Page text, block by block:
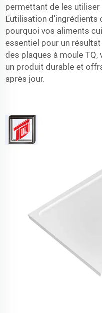
permettant de les
L'utilisation d'ingrédients
pourquoi vos aliments
essentiel pour un
des plaques à moule
un produit durable et
après jour.